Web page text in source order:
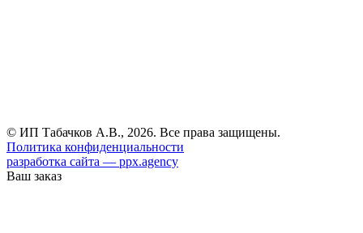
© ИП Табачков А.В., 2026. Все права защищены.
Политика конфиденциальности
разработка сайта — ppx.agency
Ваш заказ